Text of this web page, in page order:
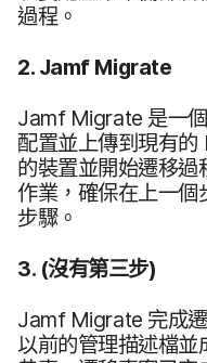
過程。
2.Jamf Migrate
Jamf Migrate 是​一​
配置​並​上​傳​到​現有​的
的​裝置​並​開始​遷​移​
作業，​確保​在​上​一​個​
步驟。
3. (沒有​第三步)
Jamf Migrate 完成​
以​前​的​管理​描述檔​並​